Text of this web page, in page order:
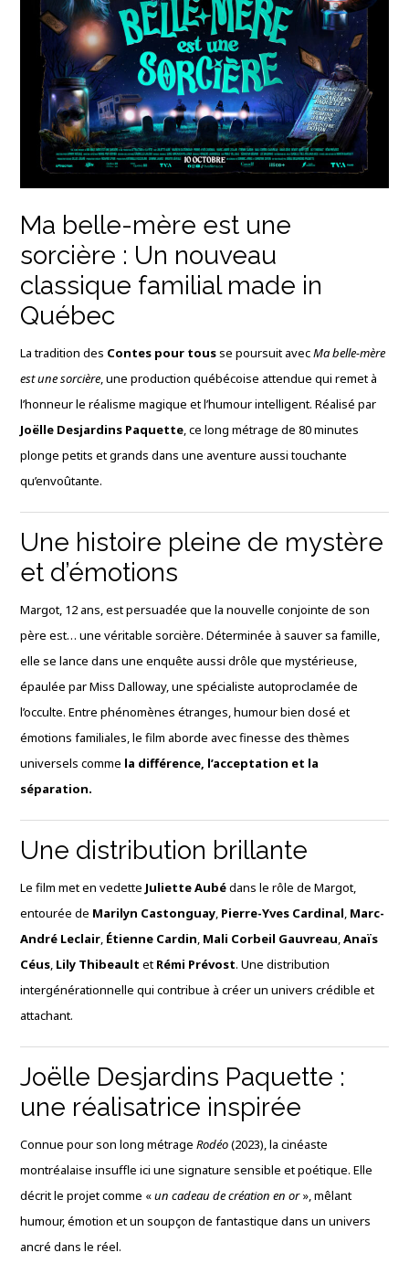
Ma belle-mère est une
sorcière : Un nouveau
classique familial made in
Québec
La tradition des Contes pour tousse poursuit avecMa belle-mère
est une sorcière, une production québécoise attendue qui remet à
l’honneur le réalisme magique et l’humour intelligent. Réalisé par
Joëlle Desjardins Paquette, ce long métrage de 80 minutes
plonge petits et grands dans une aventure aussi touchante
qu’envoûtante.
Une histoire pleine de mystère
et d’émotions
Margot, 12 ans, est persuadée que la nouvelle conjointe de son
père est… une véritable sorcière. Déterminée à sauver sa famille,
elle se lance dans une enquête aussi drôle que mystérieuse,
épaulée par Miss Dalloway, une spécialiste autoproclamée de
l’occulte. Entre phénomènes étranges, humour bien dosé et
émotions familiales, le film aborde avec finesse des thèmes
universels comme la différence, l’acceptation et la
séparation.
Une distribution brillante
Le film met en vedette Juliette Aubédans le rôle de Margot,
entourée de Marilyn Castonguay, Pierre-Yves Cardinal, Marc-
André Leclair, Étienne Cardin, Mali Corbeil Gauvreau,Anaïs
Céus, Lily Thibeault et Rémi Prévost. Une distribution
intergénérationnelle qui contribue à créer un univers crédible et
attachant.
Joëlle Desjardins Paquette :
une réalisatrice inspirée
Connue pour son long métrageRodéo(2023), la cinéaste
montréalaise insuffle ici une signature sensible et poétique. Elle
décrit le projet comme «un cadeau de création en or», mêlant
humour, émotion et un soupçon de fantastique dans un univers
ancré dans le réel.